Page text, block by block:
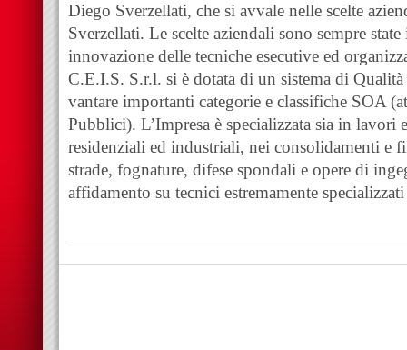
Diego Sverzellati, che si avvale nelle scelte
Sverzellati. Le scelte aziendali sono sempre
innovazione delle tecniche esecutive ed
C.E.I.S. S.r.l. si è dotata di un sistema di
vantare importanti categorie e classifiche SOA
Pubblici). L’Impresa è specializzata sia in
residenziali ed industriali, nei consolidamenti e
strade, fognature, difese spondali e opere di
affidamento su tecnici estremamente